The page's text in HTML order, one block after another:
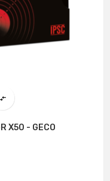
X50 - GECO